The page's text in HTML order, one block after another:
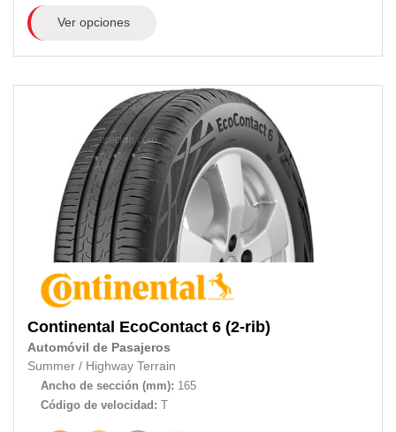
Ver opciones
Continental EcoContact 6 (2-rib)
Automóvil de Pasajeros
Summer / Highway Terrain
Ancho de sección (mm): 165
Código de velocidad: T